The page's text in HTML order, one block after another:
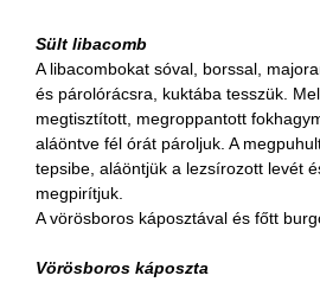
Sült libacomb
A libacombokat sóval, borssal,
és párolórácsra, kuktába tesszük.
megtisztított, megroppantott
aláöntve fél órát pároljuk. A
tepsibe, aláöntjük a lezsírozott levét
megpirítjuk.
A vörösboros káposztával és főtt
Vörösboros káposzta